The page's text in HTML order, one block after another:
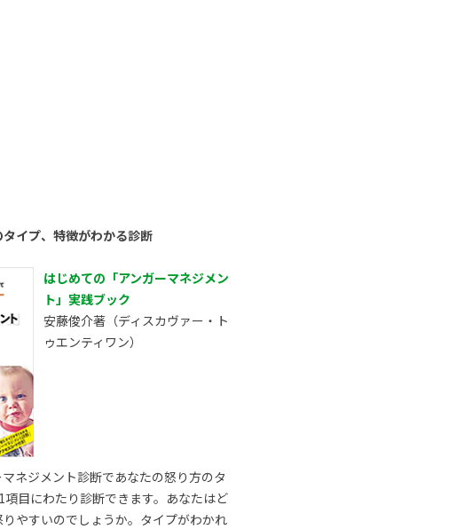
イプ、特徴がわかる診断
はじめての「アンガーマネジメン
ト」実践ブック
安藤俊介著（ディスカヴァー・ト
ゥエンティワン）
ネジメント診断であなたの怒り方のタ
項目にわたり診断できます。あなたはど
やすいのでしょうか。タイプがわかれ